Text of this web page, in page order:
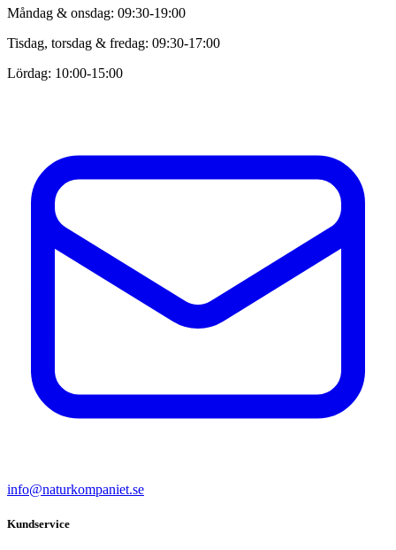
Måndag & onsdag: 09:30-19:00
Tisdag, torsdag & fredag: 09:30-17:00
Lördag: 10:00-15:00
info@naturkompaniet.se
Kundservice